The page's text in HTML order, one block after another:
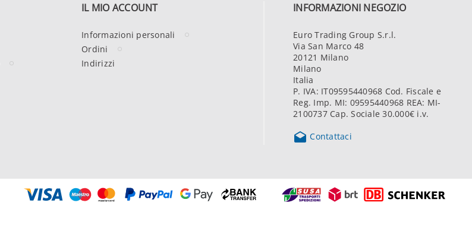
IL MIO ACCOUNT
Informazioni personali
Ordini
Indirizzi
INFORMAZIONI NEGOZIO
Euro Trading Group S.r.l.
Via San Marco 48
20121 Milano
Milano
Italia
P. IVA: IT09595440968 Cod. Fiscale e
Reg. Imp. MI: 09595440968 REA: MI-
2100737 Cap. Sociale 30.000€ i.v.
 Contattaci